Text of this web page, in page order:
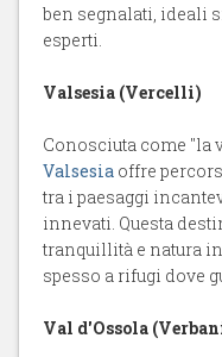
ben segnalati, ideali
esperti.
Valsesia (Vercelli)
Conosciuta come "la
Valsesia offre
tra i paesaggi
innevati. Questa
tranquillità e natura
spesso a rifugi dove
Val d'Ossola